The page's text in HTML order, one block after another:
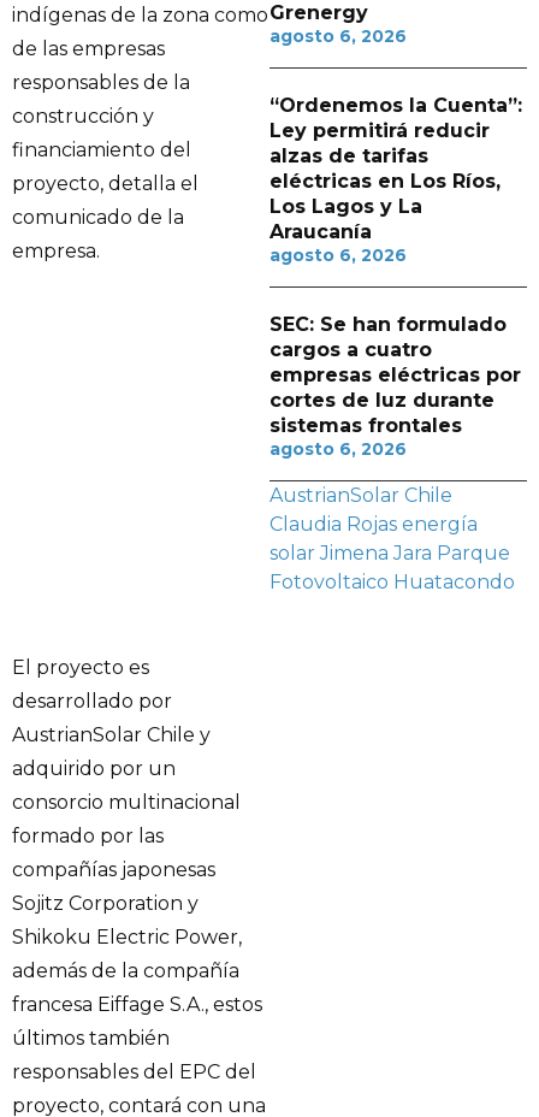
indígenas de la zona como
de las empresas
responsables de la
construcción y
financiamiento del
proyecto, detalla el
comunicado de la
empresa.
El proyecto es
desarrollado por
AustrianSolar Chile y
adquirido por un
consorcio multinacional
formado por las
compañías japonesas
Sojitz Corporation y
Shikoku Electric Power,
además de la compañía
francesa Eiffage S.A., estos
últimos también
responsables del EPC del
proyecto, contará con una
Grenergy
agosto 6, 2026
“Ordenemos la Cuenta”:
Ley permitirá reducir
alzas de tarifas
eléctricas en Los Ríos,
Los Lagos y La
Araucanía
agosto 6, 2026
SEC: Se han formulado
cargos a cuatro
empresas eléctricas por
cortes de luz durante
sistemas frontales
agosto 6, 2026
AustrianSolar Chile
Claudia Rojas energía
solar Jimena Jara Parque
Fotovoltaico Huatacondo